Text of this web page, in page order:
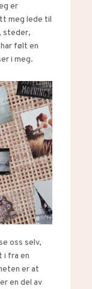
er
meg lede til
steder,
følt en
i meg.
oss selv,
i fra en
er at
en del av